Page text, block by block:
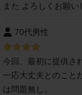
また よろしくお願い
70代男性
今回、最初に提供さ
一応大丈夫とのこと
は問題無し。